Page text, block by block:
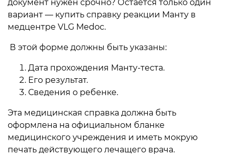
документ нужен срочно? Остается только один
вариант — купить справку реакции Манту в
медцентре VLG Medoc.
В этой форме должны быть указаны:
Дата прохождения Манту-теста.
Его результат.
Сведения о ребенке.
Эта медицинская справка должна быть
оформлена на официальном бланке
медицинского учреждения и иметь мокрую
печать действующего лечащего врача.